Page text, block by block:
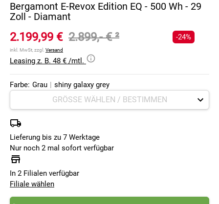
Bergamont E-Revox Edition EQ - 500 Wh - 29
Zoll - Diamant
2.199,99 € 2.899,- €²
inkl. MwSt, zzgl. Versand
-24%
Leasing z. B. 48 € /mtl.
Farbe: Grau | shiny galaxy grey
Lieferung bis zu 7 Werktage
Nur noch 2 mal sofort verfügbar
In 2 Filialen verfügbar
Filiale wählen